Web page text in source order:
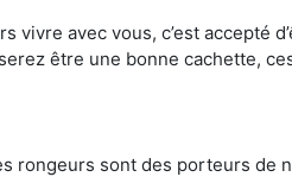
vivre avec vous, c’est
être une bonne cachette,
rongeurs sont des porteurs